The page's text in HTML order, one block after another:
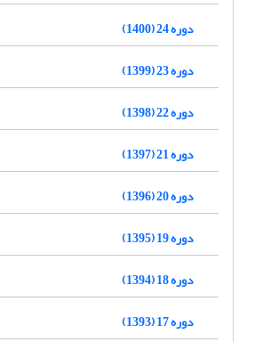
دوره 24 (1400)
دوره 23 (1399)
دوره 22 (1398)
دوره 21 (1397)
دوره 20 (1396)
دوره 19 (1395)
دوره 18 (1394)
دوره 17 (1393)